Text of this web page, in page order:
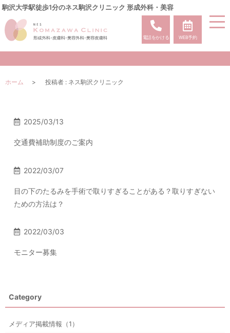
駒沢大学駅徒歩1分のネス駒沢クリニック 形成外科・美容
電話をかける WEB予約
ホーム 投稿者 : ネス駒沢クリニック
2025/03/13
交通費補助制度のご案内
2022/03/07
目の下のたるみを手術で取りすぎることがある？取りすぎない
ための方法は？
2022/03/03
モニター募集
Category
メディア掲載情報（1）